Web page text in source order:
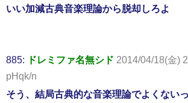
いい加減古典音楽理論から脱却しろよ
885: ドレミファ名無シド 2014/04/18(金)
pHqk/n
そう、結局古典的な音楽理論でよくない